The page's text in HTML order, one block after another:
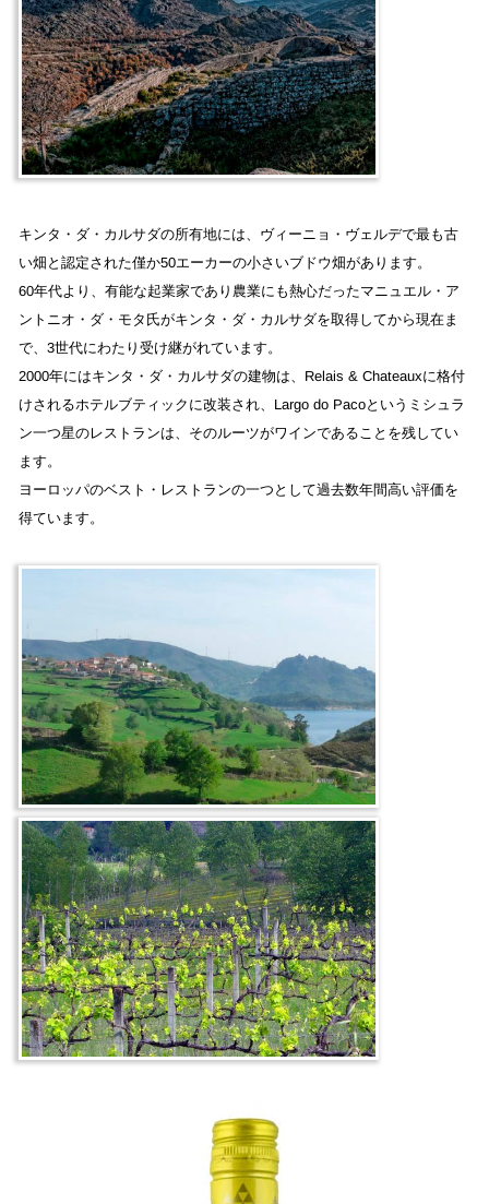
キンタ・ダ・カルサダの所有地には、ヴィーニョ・ヴェルデで最も古
い畑と認定された僅か50エーカーの小さいブドウ畑があります。
60年代より、有能な起業家であり農業にも熱心だったマニュエル・ア
ントニオ・ダ・モタ氏がキンタ・ダ・カルサダを取得してから現在ま
で、3世代にわたり受け継がれています。
2000年にはキンタ・ダ・カルサダの建物は、Relais & Chateauxに格付
けされるホテルブティックに改装され、Largo do Pacoというミシュラ
ン一つ星のレストランは、そのルーツがワインであることを残してい
ます。
ヨーロッパのベスト・レストランの一つとして過去数年間高い評価を
得ています。